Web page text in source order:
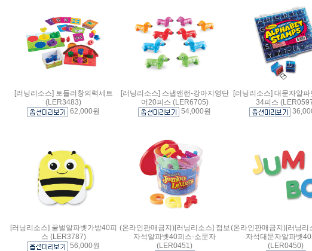
[러닝리소스] 토들러창의력세트
(LER3483)
62,000원
[러닝리소스] 스냅앤런-강아지영단
어20피스 (LER6705)
54,000원
[러닝리소스] 대문자알
34피스
[러닝리소스] 꿀벌알파벳가방40피
스 (LER3787)
56,000원
(온라인판매금지)[러닝리소스] 점보
자석알파벳40피스-소문자
(LER0451)
(온라인판매금지)[러닝리
자석대문자알파벳
(LER0450)